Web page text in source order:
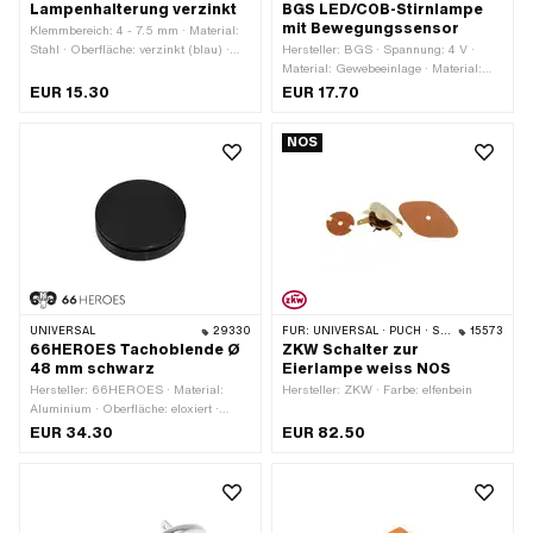
Lampenhalterung verzinkt
Klemmbereich: 4 - 7.5 mm · Material:
Stahl · Oberfläche: verzinkt (blau) ·
Ø Befestigungsloch: 25.5 mm
EUR 15.30
BGS LED/COB-Stirnlampe
mit Bewegungssensor
Hersteller: BGS · Spannung: 4 V ·
Material: Gewebeeinlage · Material:
Gummi · Farbe: schwarz · Kabellänge:
Anwendungsbereich: Strasseneinsatz
EUR 17.70
UNIVERSAL 29330
66HEROES Tachoblende Ø
48 mm schwarz
Hersteller: 66HEROES · Material:
Aluminium · Oberfläche: eloxiert ·
Farbe: schwarz · Ø Befestigungsloch:
EUR 34.30
NOS
FÜR: UNIVERSAL · PUCH · SACHS 15573
ZKW Schalter zur
Eierlampe weiss NOS
Hersteller: ZKW · Farbe: elfenbein
EUR 82.50